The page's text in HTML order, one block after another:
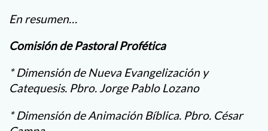
En resumen…
Comisión de Pastoral Profética
* Dimensión de Nueva Evangelización y
Catequesis. Pbro. Jorge Pablo Lozano
* Dimensión de Animación Bíblica. Pbro. César